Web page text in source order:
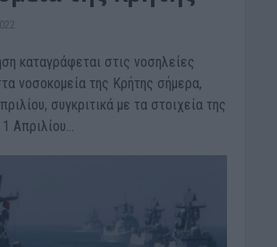
καταγράφεται στις νοσηλείες
νοσοκομεία της Κρήτης σήμερα,
συγκριτικά με τα στοιχεία της
Απριλίου...